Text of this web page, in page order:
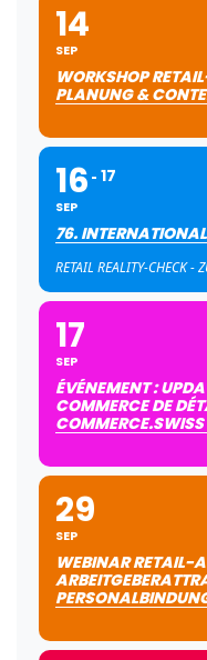
14
SEP
WORKSHOP
PLANUNG &
16
SEP
17
76.
RETAIL REALITY-CHECK -
17
SEP
ÉVÉNEMENT :
COMMERCE DE
COMMERCE.SWISS
29
SEP
WEBINAR RETAIL-